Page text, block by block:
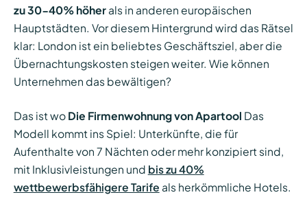
zu 30-40% höherals in anderen europäischen
Hauptstädten. Vor diesem Hintergrund wird das Rätsel
klar: London ist ein beliebtes Geschäftsziel, aber die
Übernachtungskosten steigen weiter. Wie können
Unternehmen das bewältigen?
Das ist wo Die Firmenwohnung von Apartool Das
Modell kommt ins Spiel: Unterkünfte, die für
Aufenthalte von 7 Nächten oder mehr konzipiert sind,
mit Inklusivleistungen und bis zu 40%
wettbewerbsfähigere Tarife als herkömmliche Hotels.